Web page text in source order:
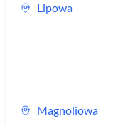
Lipowa
Magnoliowa